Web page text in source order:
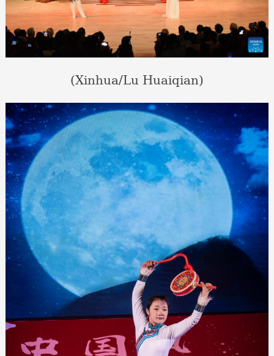
(Xinhua/Lu Huaiqian)